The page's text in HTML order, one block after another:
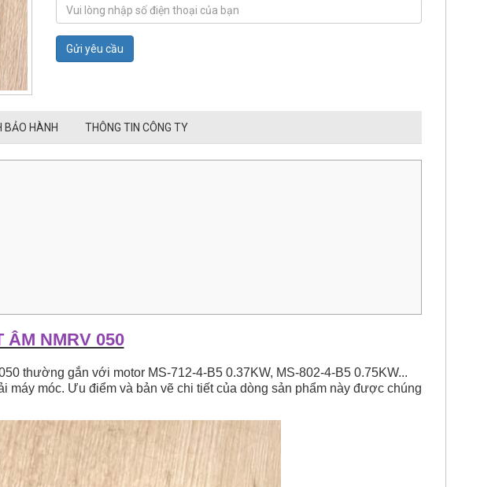
Gửi yêu cầu
BẢO HÀNH THÔNG TIN CÔNG TY
ÂM NMRV 050
thường gắn với motor MS-712-4-B5 0.37KW, MS-802-4-B5 0.75KW...
móc. Ưu điểm và bản vẽ chi tiết của dòng sản phẩm này được chúng